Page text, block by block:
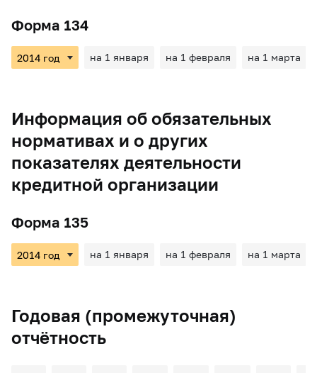
Форма 134
на 1 января на 1 февраля на 1 марта
Информация об обязательных
нормативах и о других
показателях деятельности
кредитной организации
Форма 135
на 1 января на 1 февраля на 1 марта
Годовая (промежуточная)
отчётность